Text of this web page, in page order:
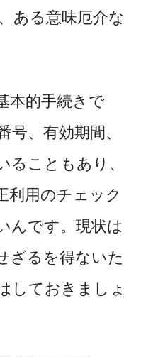
ある意味厄介な
本的手続きで
、有効期間、
ることもあり、
利用のチェック
んです。現状は
ざるを得ないた
しておきましょ